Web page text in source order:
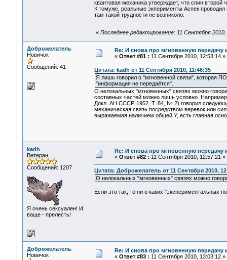
квантовая механика утверждает, что спин
К томуже, реальные экперименты Аспек
там такой трудности не возниколо.
« Последнее редактирование: 11 Сентября
Доброжелатель
Новичок
Сообщений: 41
Re: И снова про мгновенную
« Ответ #81 : 11 Сентября 2010, 12:53:14 »
Цитата: kadh от 11 Сентября 2010, 11:46:35
Я лишь говорил о "мгновенной связи", которая
"информация не передаётся".
О нелокальных "мгновенных" связях можно
составных частей можно лишь условно.
Докл. АН СССР. 1952. Т. 84, № 2) говорил
механическая связь посредством веревок или
выражаемая наличием общей Y, есть главная
kadh
Ветеран
Сообщений: 1207
Я очень сексуален! И
ваще - прелесть!
Re: И снова про мгновенную
« Ответ #82 : 11 Сентября 2010, 12:57:21 »
Цитата: Доброжелатель от 11 Сентября 2010,
О нелокальных "мгновенных" связях можно
Если это так, то ни о каких "экспериментальных
Доброжелатель
Новичок
Re: И снова про мгновенную
« Ответ #83 : 11 Сентября 2010, 13:03:12 »